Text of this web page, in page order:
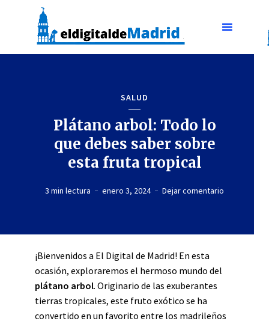
SALUD
Plátano arbol: Todo lo
que debes saber sobre
esta fruta tropical
3 min lectura enero 3, 2024 Dejar comentario
¡Bienvenidos a El Digital de Madrid! En esta
ocasión, exploraremos el hermoso mundo del
plátano arbol. Originario de las exuberantes
tierras tropicales, este fruto exótico se ha
convertido en un favorito entre los madrileños